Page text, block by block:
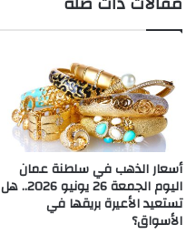
أسعار الذهب في سلطنة عمان
اليوم الجمعة 26 يونيو 2026.. هل
تستعيد الأعيرة بريقها في
الأسواق؟